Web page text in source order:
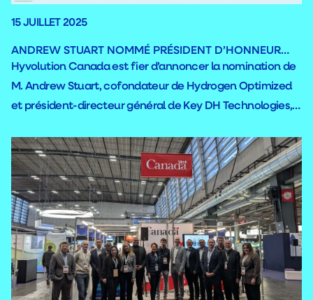
15 JUILLET 2025
ANDREW STUART NOMMÉ PRÉSIDENT D’HONNEUR…
Hyvolution Canada est fier d’annoncer la nomination de
M. Andrew Stuart, cofondateur de Hydrogen Optimized
et président-directeur général de Key DH Technologies, à
nord-américaine, qui se tiendra à Trois-Rivières les 1er et 2
octobre 2025.